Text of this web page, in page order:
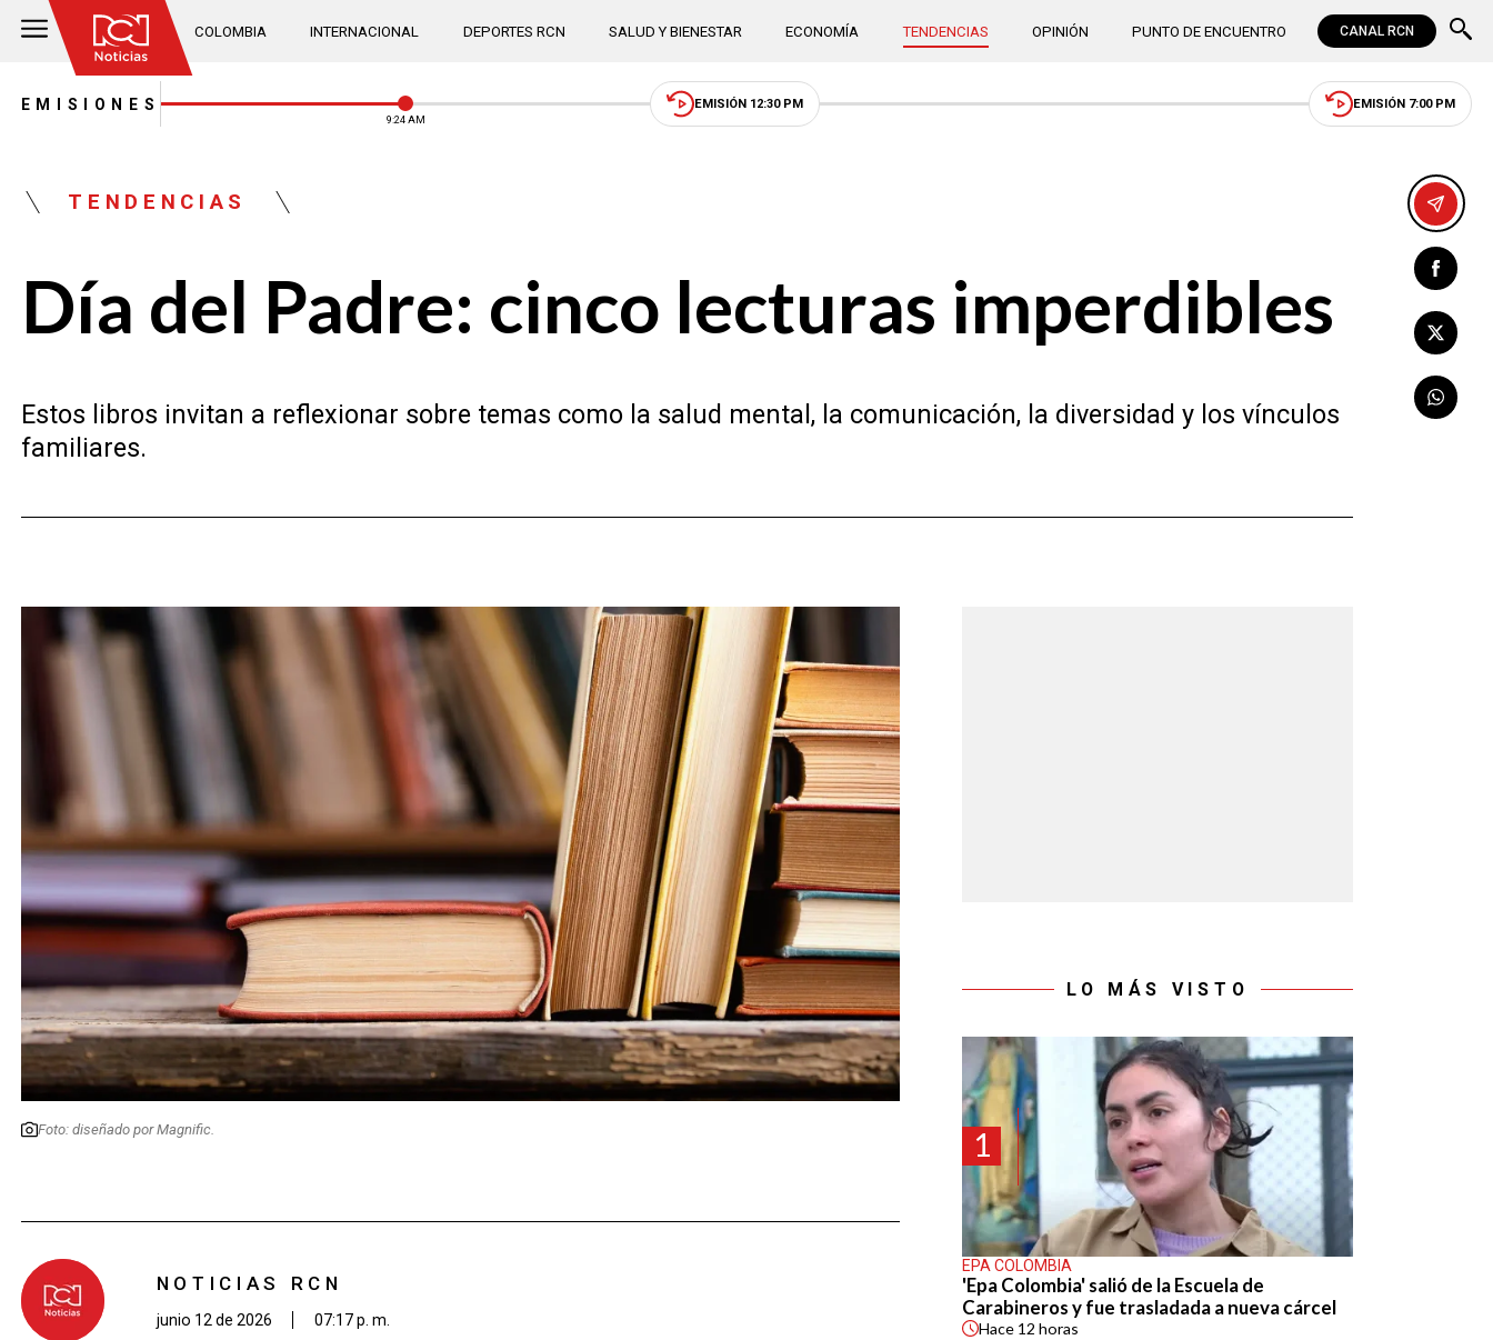
COLOMBIA INTERNACIONAL DEPORTES RCN SALUD Y BIENESTAR ECONOMÍA TENDENCIAS OPINIÓN PUNTO DE ENCUENTRO CANAL RCN
EMISIONES
9:24 AM
EMISIÓN 12:30 PM EMISIÓN 7:00 PM
TENDENCIAS
Día del Padre: cinco lecturas imperdibles
Estos libros invitan a reflexionar sobre temas como la salud mental, la comunicación, la diversidad y los vínculos
familiares.
Foto: diseñado por Magnific.
NOTICIAS RCN
junio 12 de 2026 07:17 p. m.
LO MÁS VISTO
1
EPA COLOMBIA
'Epa Colombia' salió de la Escuela de
Carabineros y fue trasladada a nueva cárcel
Hace 12 horas